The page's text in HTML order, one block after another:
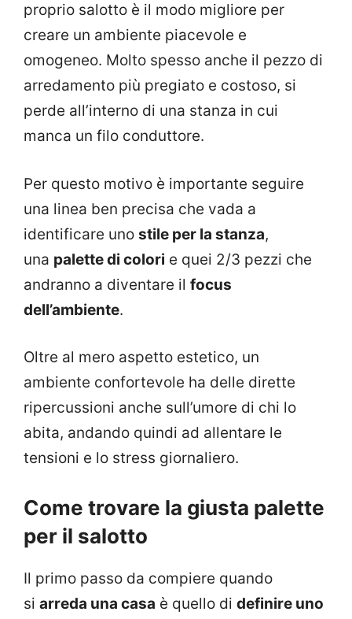
proprio salotto è il modo migliore per
creare un ambiente piacevole e
omogeneo. Molto spesso anche il pezzo di
arredamento più pregiato e costoso, si
perde all’interno di una stanza in cui
manca un filo conduttore.
Per questo motivo è importante seguire
una linea ben precisa che vada a
identificare uno stile per la stanza,
una palette di colori e quei 2/3 pezzi che
andranno a diventare il focus
dell’ambiente.
Oltre al mero aspetto estetico, un
ambiente confortevole ha delle dirette
ripercussioni anche sull’umore di chi lo
abita, andando quindi ad allentare le
tensioni e lo stress giornaliero.
Come trovare la giusta palette
per il salotto
Il primo passo da compiere quando
si arreda una casa è quello di definire uno